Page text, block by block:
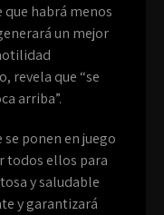
habrá menos
un mejor
revela que “se
arriba”.
ponen en juego
todos ellos para
y saludable
y garantizará